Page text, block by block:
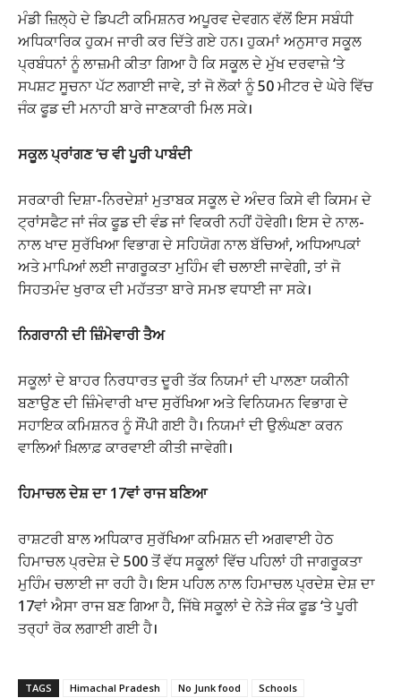
ਮੰਡੀ ਜ਼ਿਲ੍ਹੇ ਦੇ ਡਿਪਟੀ ਕਮਿਸ਼ਨਰ ਅਪੂਰਵ ਦੇਵਗਨ ਵੱਲੋਂ ਇਸ ਸਬੰਧੀ
ਅਧਿਕਾਰਿਕ ਹੁਕਮ ਜਾਰੀ ਕਰ ਦਿੱਤੇ ਗਏ ਹਨ। ਹੁਕਮਾਂ ਅਨੁਸਾਰ ਸਕੂਲ
ਪ੍ਰਬੰਧਨਾਂ ਨੂੰ ਲਾਜ਼ਮੀ ਕੀਤਾ ਗਿਆ ਹੈ ਕਿ ਸਕੂਲ ਦੇ ਮੁੱਖ ਦਰਵਾਜ਼ੇ ‘ਤੇ
ਸਪਸ਼ਟ ਸੂਚਨਾ ਪੱਟ ਲਗਾਈ ਜਾਵੇ, ਤਾਂ ਜੋ ਲੋਕਾਂ ਨੂੰ 50 ਮੀਟਰ ਦੇ ਘੇਰੇ ਵਿੱਚ
ਜੰਕ ਫੂਡ ਦੀ ਮਨਾਹੀ ਬਾਰੇ ਜਾਣਕਾਰੀ ਮਿਲ ਸਕੇ।
ਸਕੂਲ ਪ੍ਰਾਂਗਣ ‘ਚ ਵੀ ਪੂਰੀ ਪਾਬੰਦੀ
ਸਰਕਾਰੀ ਦਿਸ਼ਾ-ਨਿਰਦੇਸ਼ਾਂ ਮੁਤਾਬਕ ਸਕੂਲ ਦੇ ਅੰਦਰ ਕਿਸੇ ਵੀ ਕਿਸਮ ਦੇ
ਟ੍ਰਾਂਸਫੈਟ ਜਾਂ ਜੰਕ ਫੂਡ ਦੀ ਵੰਡ ਜਾਂ ਵਿਕਰੀ ਨਹੀਂ ਹੋਵੇਗੀ। ਇਸ ਦੇ ਨਾਲ-
ਨਾਲ ਖਾਦ ਸੁਰੱਖਿਆ ਵਿਭਾਗ ਦੇ ਸਹਿਯੋਗ ਨਾਲ ਬੱਚਿਆਂ, ਅਧਿਆਪਕਾਂ
ਅਤੇ ਮਾਪਿਆਂ ਲਈ ਜਾਗਰੂਕਤਾ ਮੁਹਿੰਮ ਵੀ ਚਲਾਈ ਜਾਵੇਗੀ, ਤਾਂ ਜੋ
ਸਿਹਤਮੰਦ ਖੁਰਾਕ ਦੀ ਮਹੱਤਤਾ ਬਾਰੇ ਸਮਝ ਵਧਾਈ ਜਾ ਸਕੇ।
ਨਿਗਰਾਨੀ ਦੀ ਜ਼ਿੰਮੇਵਾਰੀ ਤੈਅ
ਸਕੂਲਾਂ ਦੇ ਬਾਹਰ ਨਿਰਧਾਰਤ ਦੂਰੀ ਤੱਕ ਨਿਯਮਾਂ ਦੀ ਪਾਲਣਾ ਯਕੀਨੀ
ਬਣਾਉਣ ਦੀ ਜ਼ਿੰਮੇਵਾਰੀ ਖਾਦ ਸੁਰੱਖਿਆ ਅਤੇ ਵਿਨਿਯਮਨ ਵਿਭਾਗ ਦੇ
ਸਹਾਇਕ ਕਮਿਸ਼ਨਰ ਨੂੰ ਸੌਂਪੀ ਗਈ ਹੈ। ਨਿਯਮਾਂ ਦੀ ਉਲੰਘਣਾ ਕਰਨ
ਵਾਲਿਆਂ ਖ਼ਿਲਾਫ਼ ਕਾਰਵਾਈ ਕੀਤੀ ਜਾਵੇਗੀ।
ਹਿਮਾਚਲ ਦੇਸ਼ ਦਾ 17ਵਾਂ ਰਾਜ ਬਣਿਆ
ਰਾਸ਼ਟਰੀ ਬਾਲ ਅਧਿਕਾਰ ਸੁਰੱਖਿਆ ਕਮਿਸ਼ਨ ਦੀ ਅਗਵਾਈ ਹੇਠ
ਹਿਮਾਚਲ ਪ੍ਰਦੇਸ਼ ਦੇ 500 ਤੋਂ ਵੱਧ ਸਕੂਲਾਂ ਵਿੱਚ ਪਹਿਲਾਂ ਹੀ ਜਾਗਰੂਕਤਾ
ਮੁਹਿੰਮ ਚਲਾਈ ਜਾ ਰਹੀ ਹੈ। ਇਸ ਪਹਿਲ ਨਾਲ ਹਿਮਾਚਲ ਪ੍ਰਦੇਸ਼ ਦੇਸ਼ ਦਾ
17ਵਾਂ ਐਸਾ ਰਾਜ ਬਣ ਗਿਆ ਹੈ, ਜਿੱਥੇ ਸਕੂਲਾਂ ਦੇ ਨੇੜੇ ਜੰਕ ਫੂਡ ‘ਤੇ ਪੂਰੀ
ਤਰ੍ਹਾਂ ਰੋਕ ਲਗਾਈ ਗਈ ਹੈ।
TAGS Himachal Pradesh No Junk food
Schools